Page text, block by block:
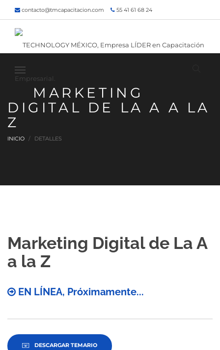
contacto@tmcapacitacion.com 55 41 61 68 24
55 47 60 80 49
Inicio ¿Quiénes somos? Contacto
¡Siguenos!
MARKETING
DIGITAL DE LA A A LA
Z
INICIO DETALLES
Marketing Digital de La A
a la Z
EN LÍNEA, Próximamente...
DESCARGAR TEMARIO